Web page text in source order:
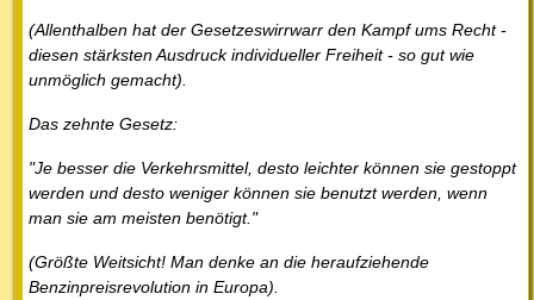
(Allenthalben hat der Gesetzeswirrwarr den Kampf ums Recht -
diesen stärksten Ausdruck individueller Freiheit - so gut wie
unmöglich gemacht).
Das zehnte Gesetz:
"Je besser die Verkehrsmittel, desto leichter können sie gestoppt
werden und desto weniger können sie benutzt werden, wenn
man sie am meisten benötigt."
(Größte Weitsicht! Man denke an die heraufziehende
Benzinpreisrevolution in Europa).